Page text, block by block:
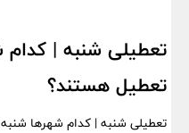
تعطیل هستند؟
تعطیلی شنبه | کدام شهرها شنبه ۴ مرداد تعطیل هستند؟